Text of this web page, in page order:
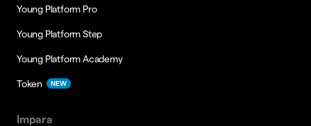
Young Platform Pro
Young Platform Step
Young Platform Academy
Token NEW
Impara